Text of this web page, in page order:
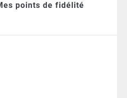
points de fidélité